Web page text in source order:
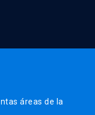
áreas de la